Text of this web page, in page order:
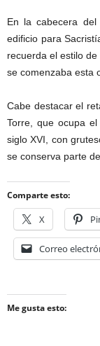
En la cabecera
edificio para
recuerda el estilo
se comenzaba esta
Cabe destacar el
Torre, que ocupa
siglo XVI, con
se conserva parte
Comparte esto:
X
Correo
Me gusta esto: